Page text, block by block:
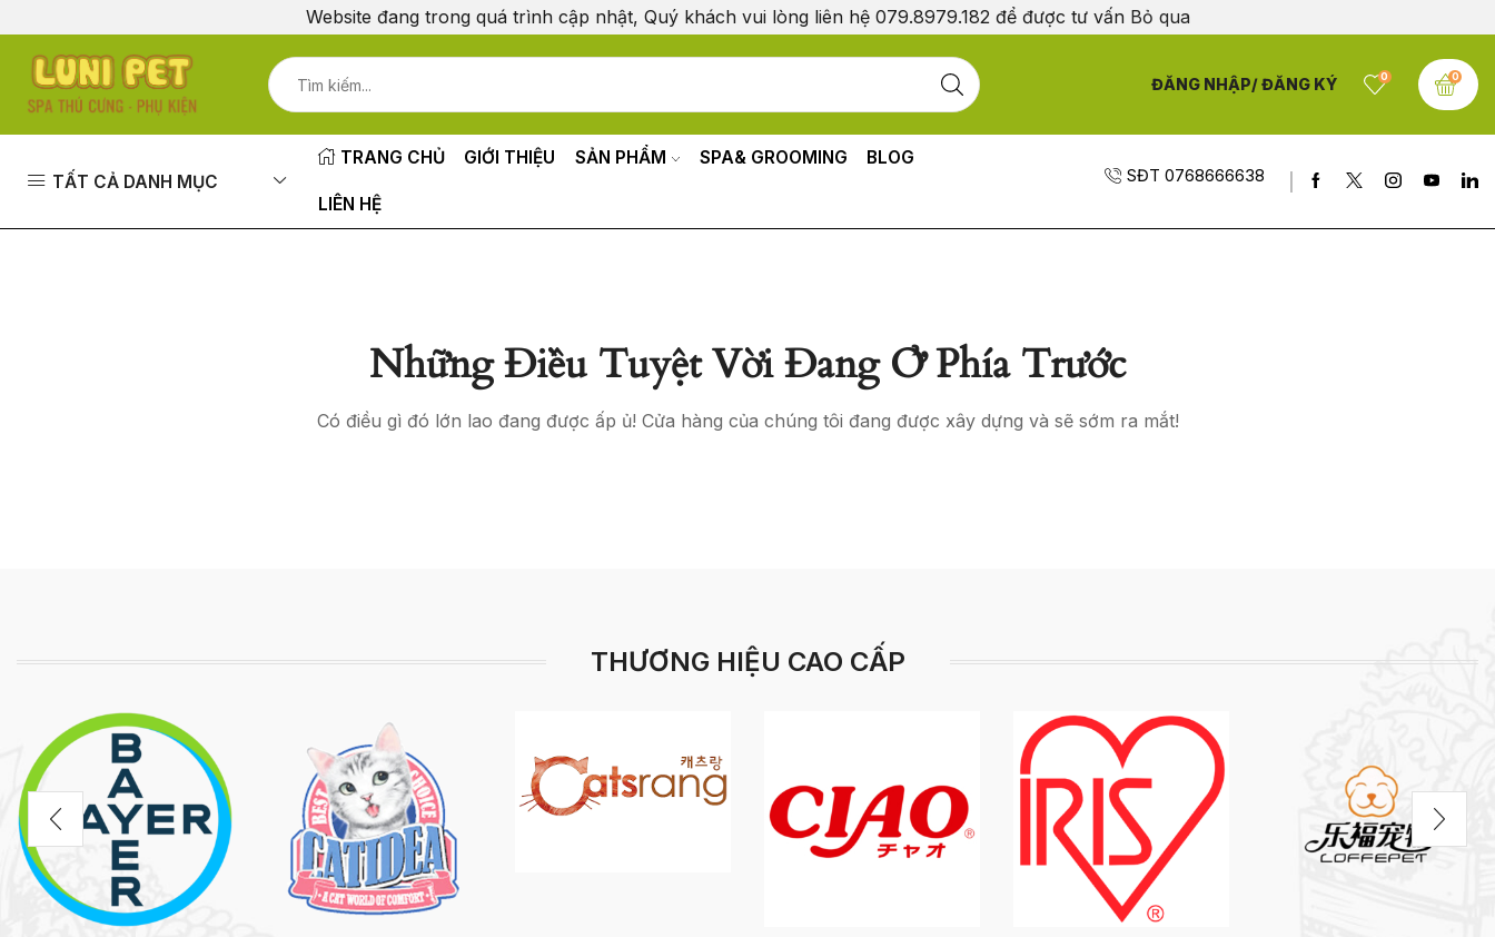
Website đang trong quá trình cập nhật, Quý khách vui lòng liên hệ 079.8979.182 để được tư vấn Bỏ qua
ĐĂNG NHẬP/ ĐĂNG KÝ 0 0
TẤT CẢ DANH MỤC
TRANG CHỦ GIỚI THIỆU SẢN PHẨM SPA& GROOMING BLOG
LIÊN HỆ
SĐT 0768666638
Những Điều Tuyệt Vời Đang Ở Phía Trước
Có điều gì đó lớn lao đang được ấp ủ! Cửa hàng của chúng tôi đang được xây dựng và sẽ sớm ra mắt!
THƯƠNG HIỆU CAO CẤP